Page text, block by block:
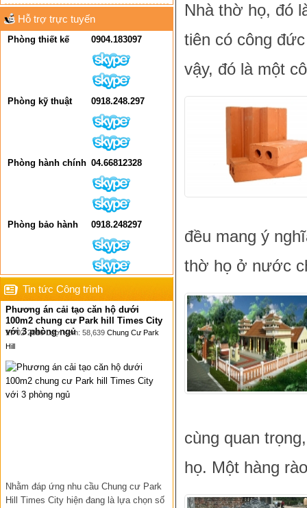
Hỗ trợ trực tuyến
Phòng thiết kế 0904.183097
Phòng kỹ thuật 0918.248.297
Phòng hành chính 04.66812328
Phòng bảo hành 0918.248297
Tin tức Công trình
Phương án cải tạo căn hộ dưới
100m2 chung cư Park hill Times City
với 3 phòng ngủ
17-02-2016 Lượt xem: 58,639 Chung Cư Park
Hill
Nhằm đáp ứng nhu cầu Chung cư Park
Hill Times City hiện đang là lựa chọn số
Nhà thờ họ, đó
tiên có công
vậy, đó là một
đều mang ý
thờ họ ở nước
cùng quan
họ. Một hàng